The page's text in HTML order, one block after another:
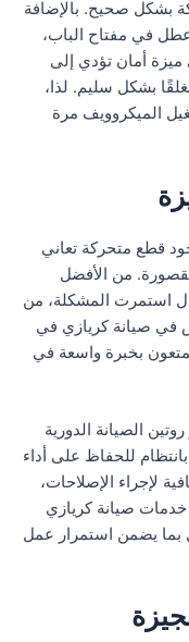
بشكل صحيح. بالإضافة
في مفتاح الباب،
أمان تؤدي إلى
بشكل سليم. لذا،
الميكروويف مرة
قطع متحركة تعاني
من الأفضل
استمرت المشكلة، من
في صيانة كريازي في
بخبرة واسعة في
الصيانة الدورية
للحفاظ على أداء
لإجراء الإصلاحات،
صيانة كريازي
بما يضمن استمرار عمل